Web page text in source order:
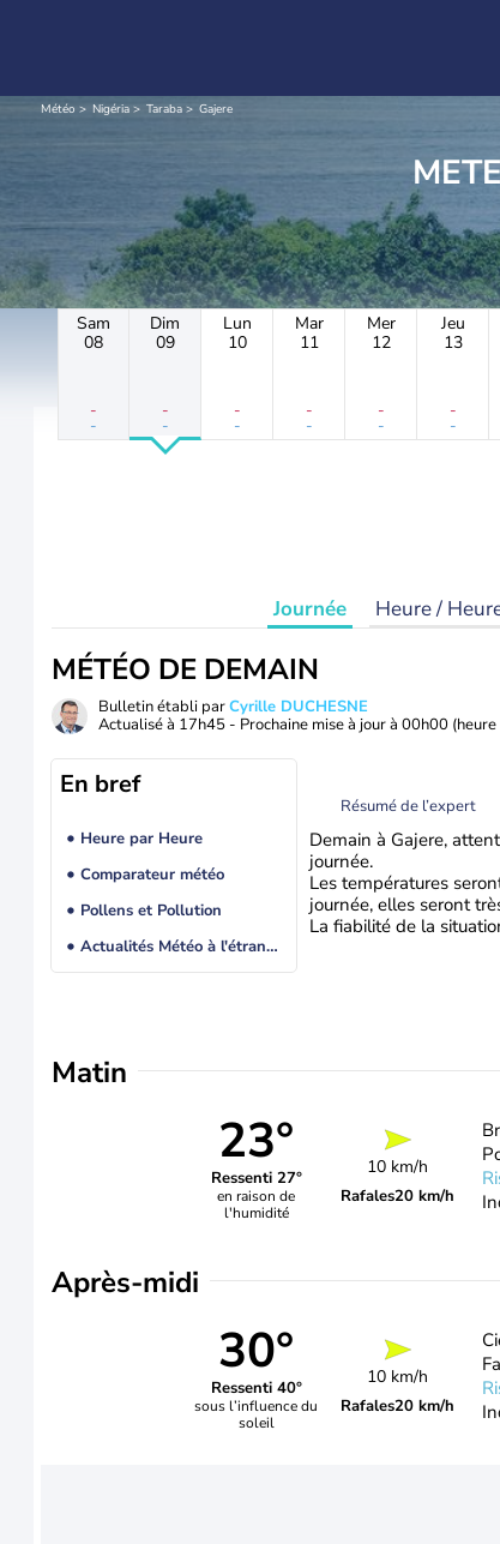
Météo Nigéria Taraba Gajere
Sam
08
-
-
Dim
09
-
-
Lun
10
-
-
Mar
11
-
-
Mer
12
-
-
Jeu
13
-
-
Journée Heure /
MÉTÉO DE DEMAIN
Bulletin établi parCyrille DUCHESNE
Actualisé à 17h45 - Prochaine mise à jour à 00h00
En bref
Heure par Heure
Comparateur météo
Pollens et Pollution
Actualités Météo à l'étranger
Résumé de l’expert
Demain à Gajere,
journée.
Les températures
journée, elles seront
La fiabilité de la
Matin
23°
Ressenti 27°
en raison de
l'humidité
10 km/h
Rafales20 km/h
Après-midi
30°
Ressenti 40°
sous l’influence du
soleil
10 km/h
Rafales20 km/h